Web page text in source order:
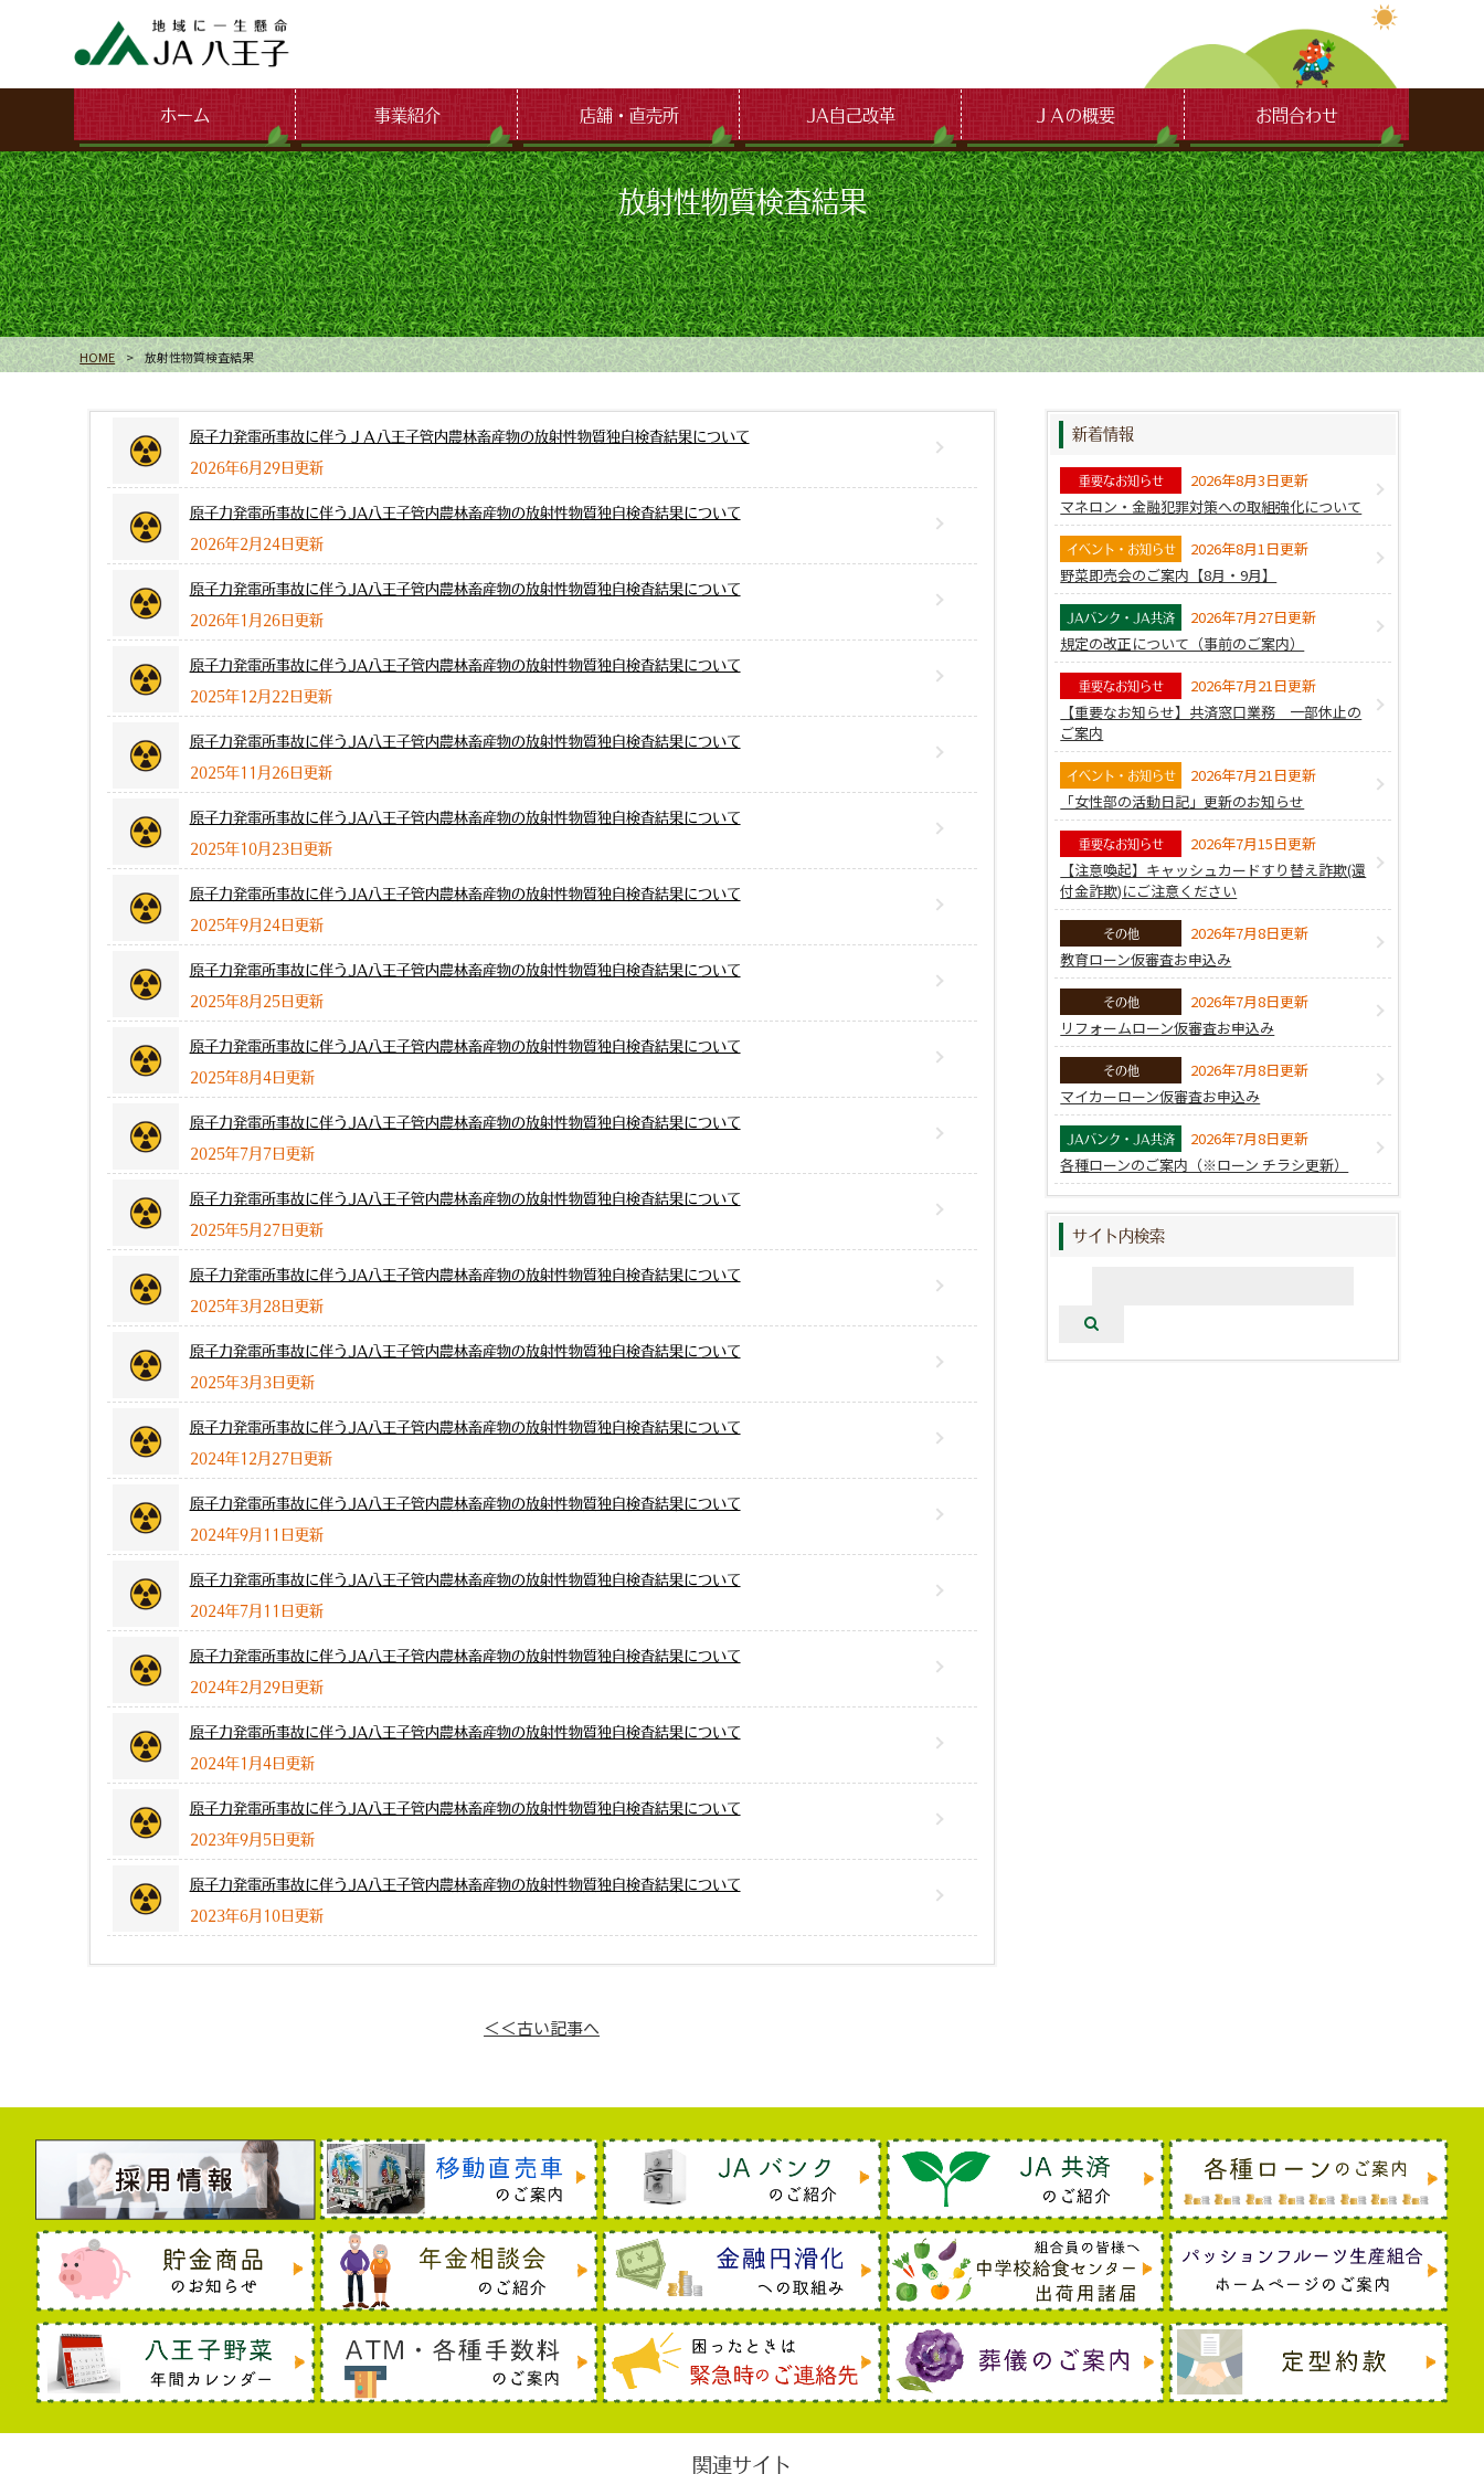
ホーム 事業紹介 店舗・直売所 JA自己改革 ＪＡの概要 お問合わせ
HOME > 放射性物質検査結果
放射性物質検査結果
原子力発電所事故に伴うＪＡ八王子管内農林畜産物の放射性物質独自検査結果について
2026年6月29日更新
原子力発電所事故に伴うJA八王子管内農林畜産物の放射性物質独自検査結果について
2026年2月24日更新
原子力発電所事故に伴うJA八王子管内農林畜産物の放射性物質独自検査結果について
2026年1月26日更新
原子力発電所事故に伴うJA八王子管内農林畜産物の放射性物質独自検査結果について
2025年12月22日更新
原子力発電所事故に伴うJA八王子管内農林畜産物の放射性物質独自検査結果について
2025年11月26日更新
原子力発電所事故に伴うJA八王子管内農林畜産物の放射性物質独自検査結果について
2025年10月23日更新
原子力発電所事故に伴うJA八王子管内農林畜産物の放射性物質独自検査結果について
2025年9月24日更新
原子力発電所事故に伴うJA八王子管内農林畜産物の放射性物質独自検査結果について
2025年8月25日更新
原子力発電所事故に伴うJA八王子管内農林畜産物の放射性物質独自検査結果について
2025年8月4日更新
原子力発電所事故に伴うJA八王子管内農林畜産物の放射性物質独自検査結果について
2025年7月7日更新
原子力発電所事故に伴うJA八王子管内農林畜産物の放射性物質独自検査結果について
2025年5月27日更新
原子力発電所事故に伴うJA八王子管内農林畜産物の放射性物質独自検査結果について
2025年3月28日更新
原子力発電所事故に伴うJA八王子管内農林畜産物の放射性物質独自検査結果について
2025年3月3日更新
原子力発電所事故に伴うJA八王子管内農林畜産物の放射性物質独自検査結果について
2024年12月27日更新
原子力発電所事故に伴うJA八王子管内農林畜産物の放射性物質独自検査結果について
2024年9月11日更新
原子力発電所事故に伴うJA八王子管内農林畜産物の放射性物質独自検査結果について
2024年7月11日更新
原子力発電所事故に伴うJA八王子管内農林畜産物の放射性物質独自検査結果について
2024年2月29日更新
原子力発電所事故に伴うJA八王子管内農林畜産物の放射性物質独自検査結果について
2024年1月4日更新
原子力発電所事故に伴うJA八王子管内農林畜産物の放射性物質独自検査結果について
2023年9月5日更新
原子力発電所事故に伴うJA八王子管内農林畜産物の放射性物質独自検査結果について
2023年6月10日更新
＜＜古い記事へ
新着情報
重要なお知らせ
2026年8月3日更新
マネロン・金融犯罪対策への取組強化について
イベント・お知らせ
2026年8月1日更新
野菜即売会のご案内【8月・9月】
JAバンク・JA共済
2026年7月27日更新
規定の改正について（事前のご案内）
重要なお知らせ
2026年7月21日更新
【重要なお知らせ】共済窓口業務 一部休止の
ご案内
イベント・お知らせ
2026年7月21日更新
「女性部の活動日記」更新のお知らせ
重要なお知らせ
2026年7月15日更新
【注意喚起】キャッシュカードすり替え詐欺(還
付金詐欺)にご注意ください
その他
2026年7月8日更新
教育ローン仮審査お申込み
その他
2026年7月8日更新
リフォームローン仮審査お申込み
その他
2026年7月8日更新
マイカーローン仮審査お申込み
JAバンク・JA共済
2026年7月8日更新
各種ローンのご案内（※ローン チラシ更新）
サイト内検索
関連サイト